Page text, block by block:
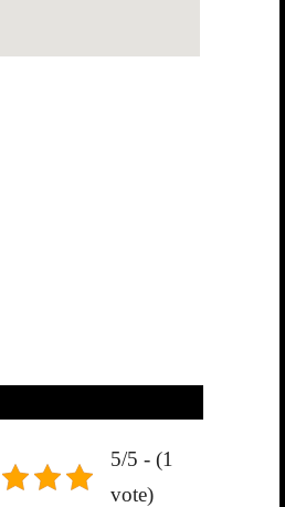
5/5 - (1
vote)